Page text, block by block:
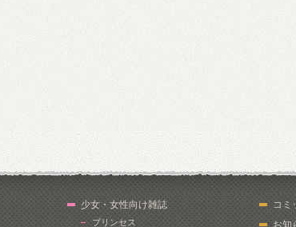
少女・女性向け雑誌
プリンセス
コミ
お知